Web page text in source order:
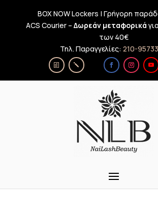
BOX NOW Lockers | Γρήγορη
ACS Courier –Δωρεάν μεταφορικά
των 40€
Τηλ. Παραγγελίες: 210-